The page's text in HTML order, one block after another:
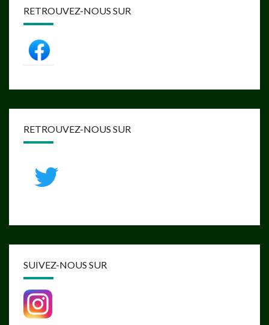
RETROUVEZ-NOUS SUR
RETROUVEZ-NOUS SUR
SUIVEZ-NOUS SUR